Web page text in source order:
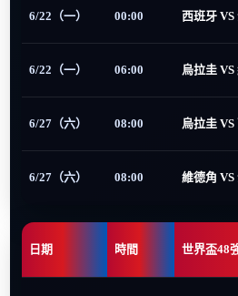
6/22（一） 00:00 西班牙
6/22（一） 06:00 烏拉圭 VS
6/27（六） 08:00 烏拉圭 VS
6/27（六） 08:00 維德角
日期 時間 世界盃48